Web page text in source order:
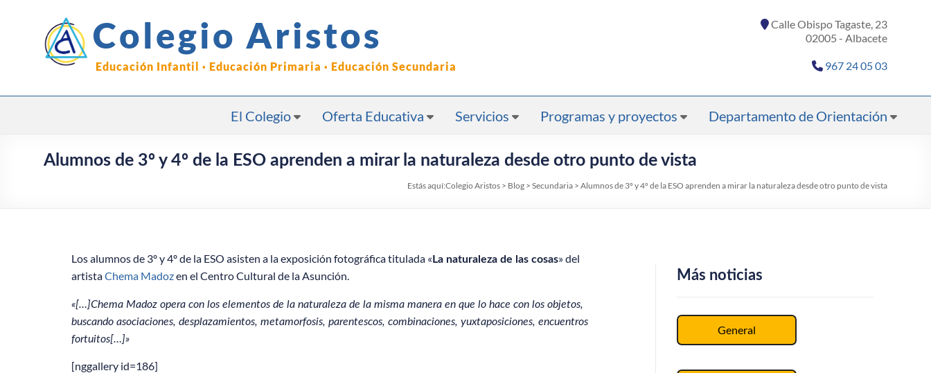
contenido
Colegio Aristos
Educación Infantil · Educación Primaria · Educación Secundaria
Calle Obispo Tagaste, 23
02005 - Albacete
967 24 05 03
El Colegio Oferta Educativa Servicios Programas y proyectos Departamento de Orientación
Alumnos de 3º y 4º de la ESO aprenden a mirar la naturaleza desde otro punto de vista
Estás aquí:Colegio Aristos > Blog > Secundaria > Alumnos de 3º y 4º de la ESO aprenden a mirar la naturaleza desde otro punto de vista
Los alumnos de 3º y 4º de la ESO asisten a la exposición fotográfica titulada « La naturaleza de las cosas» del
artistaChema Madozen el Centro Cultural de la Asunción.
«[…]Chema Madoz opera con los elementos de la naturaleza de la misma manera en que lo hace con los objetos,
buscando asociaciones, desplazamientos, metamorfosis, parentescos, combinaciones, yuxtaposiciones, encuentros
fortuitos[…]»
[nggallery id=186]
Más noticias
General